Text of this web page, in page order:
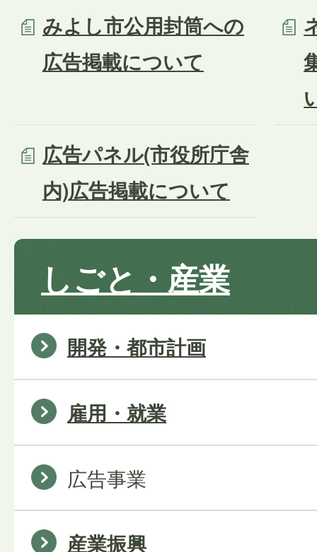
みよし市公用封筒への
広告掲載について
広告パネル(市役所庁舎
内)広告掲載について
しごと・産業
開発・都市計画
雇用・就業
広告事業
産業振興